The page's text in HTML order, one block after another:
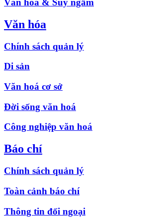
Văn hóa
Chính sách quản lý
Di sản
Văn hoá cơ sở
Đời sống văn hoá
Công nghiệp văn hoá
Báo chí
Chính sách quản lý
Toàn cảnh báo chí
Thông tin đối ngoại